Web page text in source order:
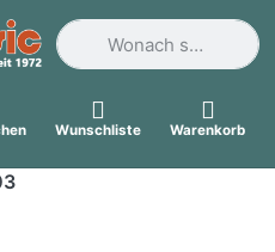
Geben Sie einen
Wunschliste Warenkorb